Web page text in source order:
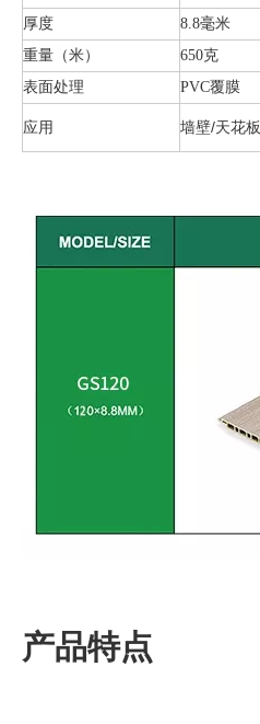
厚度
8.8毫米
重量（米）
650克
表面处理
PVC覆膜
应用 墙壁/天花板
产品特点